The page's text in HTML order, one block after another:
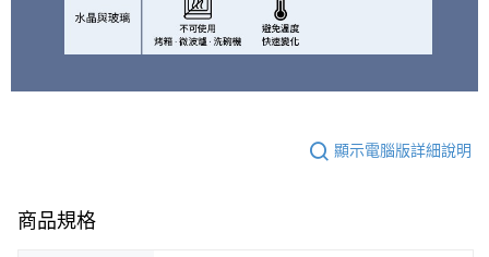
顯示電腦版詳細說明
商品規格